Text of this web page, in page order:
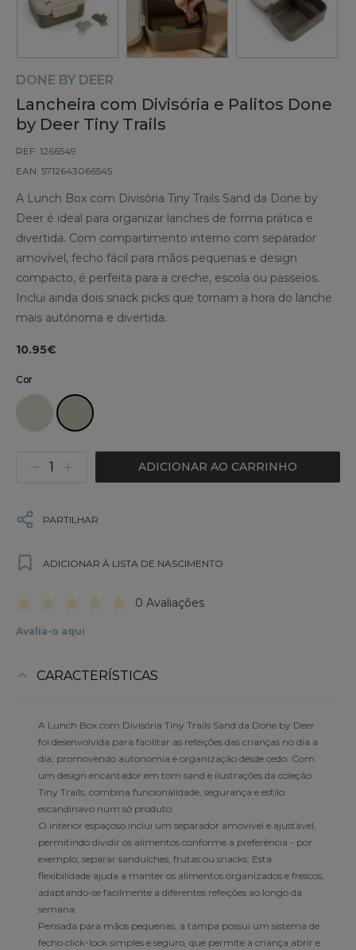
DONE BY DEER
Lancheira com Divisória e Palitos Done
by Deer Tiny Trails
REF: 1266549
EAN: 5712643066545
A Lunch Box com Divisória Tiny Trails Sand da Done by
Deer é ideal para organizar lanches de forma prática e
divertida. Com compartimento interno com separador
amovível, fecho fácil para mãos pequenas e design
compacto, é perfeita para a creche, escola ou passeios.
Inclui ainda dois snack picks que tornam a hora do lanche
mais autónoma e divertida.
10.95€
Cor
ADICIONAR AO CARRINHO
PARTILHAR
ADICIONAR À LISTA DE NASCIMENTO
0 Avaliações
Avalia-o aqui
CARACTERÍSTICAS
A Lunch Box com Divisória Tiny Trails Sand da Done by Deer
foi desenvolvida para facilitar as refeições das crianças no dia a
dia, promovendo autonomia e organização desde cedo. Com
um design encantador em tom sand e ilustrações da coleção
Tiny Trails, combina funcionalidade, segurança e estilo
escandinavo num só produto.
O interior espaçoso inclui um separador amovível e ajustável,
permitindo dividir os alimentos conforme a preferência - por
exemplo, separar sanduíches, frutas ou snacks. Esta
flexibilidade ajuda a manter os alimentos organizados e frescos,
adaptando-se facilmente a diferentes refeições ao longo da
semana.
Pensada para mãos pequenas, a tampa possui um sistema de
fecho click-lock simples e seguro, que permite à criança abrir e